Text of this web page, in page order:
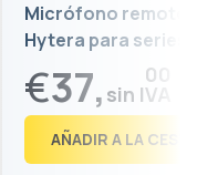
Micrófono remoto
Hytera para series
AP5, BP5, P50
€37, 00
€ 44,
AÑADIR A LA